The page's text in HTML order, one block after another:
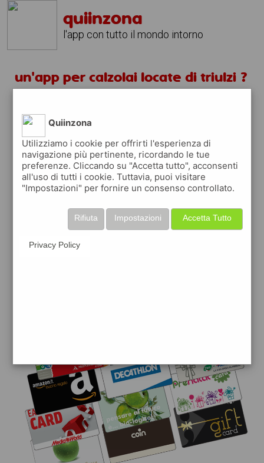
quiinzona
l'app con tutto il mondo intorno
un'app per calzolai locate di triulzi ?
quiinzona è una app
gratuita
che ti aiuta se cerchi 'un'app per calzolai
locate di triulzi ?' e che ti premia ogni
volta che la usi
raccogli punti da convertire inbuoni sconto
o gift card
per fare la spesa, fare
Quiinzona
Utilizziamo i cookie per offrirti l'esperienza di
navigazione più pertinente, ricordando le tue
preferenze. Cliccando su "Accetta tutto", acconsenti
all'uso di tutti i cookie. Tuttavia, puoi visitare
"Impostazioni" per fornire un consenso controllato.
Accetta Tutto
Impostazioni
Rifiuta
Privacy Policy